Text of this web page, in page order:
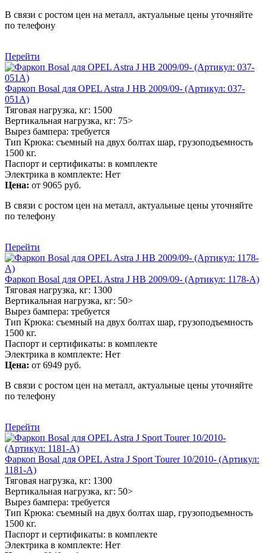
В связи с ростом цен на металл, актуальные цены уточняйте
по телефону
Перейти
Фаркоп Bosal для OPEL Astra J HB 2009/09- (Артикул: 037-
051A)
Тяговая нагрузка, кг: 1500
Вертикальная нагрузка, кг: 75>
Вырез бампера: требуется
Тип Крюка: съемный на двух болтах шар, грузоподъемность
1500 кг.
Паспорт и сертификаты: в комплекте
Электрика в комплекте: Нет
Цена: от 9065 руб.
В связи с ростом цен на металл, актуальные цены уточняйте
по телефону
Перейти
Фаркоп Bosal для OPEL Astra J HB 2009/09- (Артикул: 1178-A)
Тяговая нагрузка, кг: 1300
Вертикальная нагрузка, кг: 50>
Вырез бампера: требуется
Тип Крюка: съемный на двух болтах шар, грузоподъемность
1500 кг.
Паспорт и сертификаты: в комплекте
Электрика в комплекте: Нет
Цена: от 6949 руб.
В связи с ростом цен на металл, актуальные цены уточняйте
по телефону
Перейти
Фаркоп Bosal для OPEL Astra J Sport Tourer 10/2010- (Артикул:
1181-A)
Тяговая нагрузка, кг: 1300
Вертикальная нагрузка, кг: 50>
Вырез бампера: требуется
Тип Крюка: съемный на двух болтах шар, грузоподъемность
1500 кг.
Паспорт и сертификаты: в комплекте
Электрика в комплекте: Нет